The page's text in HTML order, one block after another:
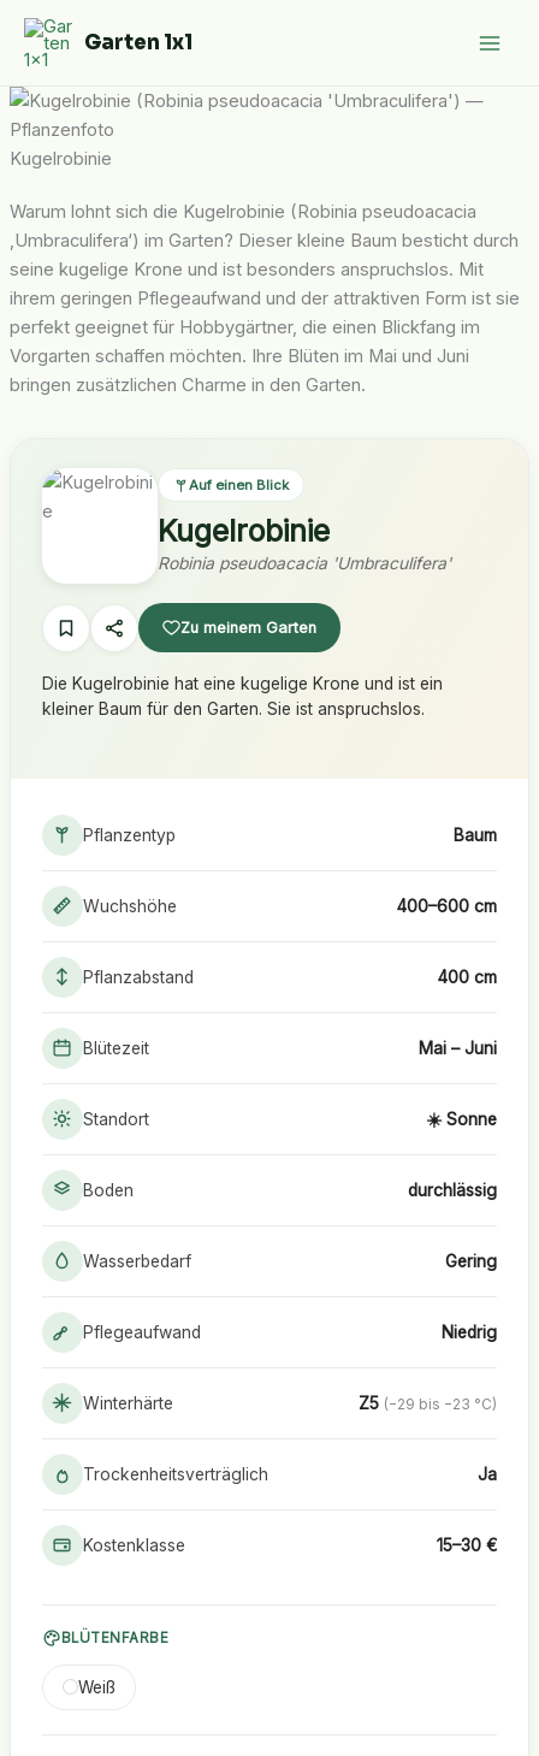
Zum
Inhalt
springen
Garten 1x1
Kugelrobinie
Warum lohnt sich die Kugelrobinie (Robinia pseudoacacia
‚Umbraculifera‘) im Garten? Dieser kleine Baum besticht durch
seine kugelige Krone und ist besonders anspruchslos. Mit
ihrem geringen Pflegeaufwand und der attraktiven Form ist sie
perfekt geeignet für Hobbygärtner, die einen Blickfang im
Vorgarten schaffen möchten. Ihre Blüten im Mai und Juni
bringen zusätzlichen Charme in den Garten.
Auf einen Blick
Kugelrobinie
Robinia pseudoacacia 'Umbraculifera'
Zu meinem Garten
Die Kugelrobinie hat eine kugelige Krone und ist ein
kleiner Baum für den Garten. Sie ist anspruchslos.
Pflanzentyp Baum
Wuchshöhe 400–600 cm
Pflanzabstand 400 cm
Blütezeit Mai – Juni
Standort ☀️ Sonne
Boden durchlässig
Wasserbedarf Gering
Pflegeaufwand Niedrig
Winterhärte Z5 (−29 bis −23 °C)
Trockenheitsverträglich Ja
Kostenklasse 15–30 €
BLÜTENFARBE
Weiß